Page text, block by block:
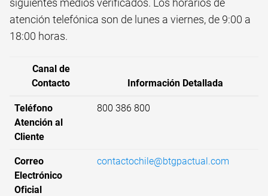
siguientes medios verificados. Los horarios de
atención telefónica son de lunes a viernes, de 9:00 a
18:00 horas.
Canal de
Contacto
Información Detallada
Teléfono
Atención al
Cliente
800 386 800
Correo
Electrónico
Oficial
contactochile@btgpactual.com